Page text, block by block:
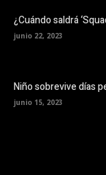
¿Cuándo saldrá
junio 22, 2023
Niño sobrevive días
junio 15, 2023